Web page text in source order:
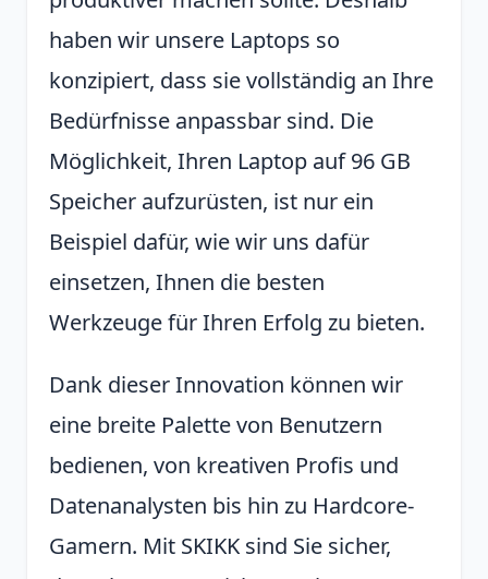
haben wir unsere Laptops so
konzipiert, dass sie vollständig an Ihre
Bedürfnisse anpassbar sind. Die
Möglichkeit, Ihren Laptop auf 96 GB
Speicher aufzurüsten, ist nur ein
Beispiel dafür, wie wir uns dafür
einsetzen, Ihnen die besten
Werkzeuge für Ihren Erfolg zu bieten.
Dank dieser Innovation können wir
eine breite Palette von Benutzern
bedienen, von kreativen Profis und
Datenanalysten bis hin zu Hardcore-
Gamern. Mit SKIKK sind Sie sicher,